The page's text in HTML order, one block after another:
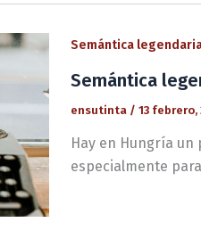
Semántica
Semántica
ensutinta / 13 febrero,
Hay en Hungría un
especialmente